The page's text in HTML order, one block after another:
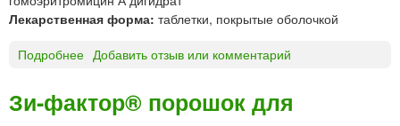
у
н
Лекарственная форма: таблетки, покрытые оболочкой
Подробнее
-
Добавить отзыв или комментарий
Зи-фактор® порошок для